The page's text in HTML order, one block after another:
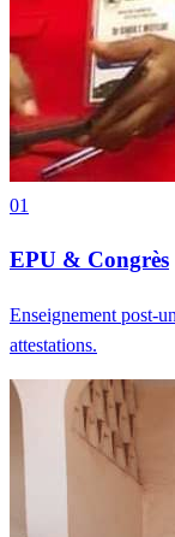
01
EPU & Congrès
Enseignement post-
attestations.